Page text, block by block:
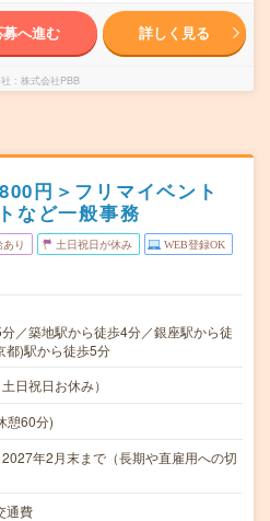
募へ進む 詳しく見る
株式会社PBB
円＞フリマイベント
など一般事務
り 土日祝日が休み WEB登録OK
／築地駅から徒歩4分／銀座駅から徒
都)駅から徒歩5分
日祝日お休み）
憩60分)
年2月末まで（長期や直雇用への切
通費